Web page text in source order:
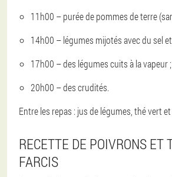
11h00 – purée de pommes de terre
14h00 – légumes mijotés avec du sel
17h00 – des légumes cuits à la vapeur ;
20h00 – des crudités.
Entre les repas : jus de légumes, thé vert
RECETTE DE POIVRONS ET
FARCIS